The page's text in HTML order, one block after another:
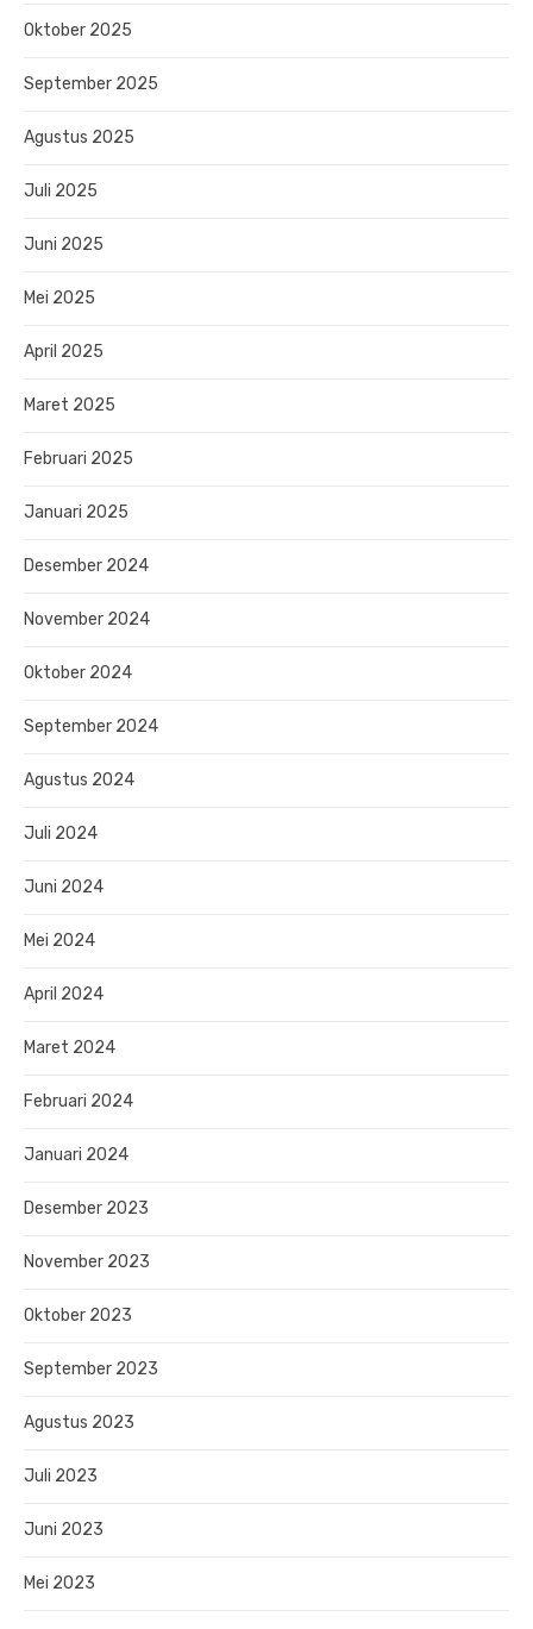
Oktober 2025
September 2025
Agustus 2025
Juli 2025
Juni 2025
Mei 2025
April 2025
Maret 2025
Februari 2025
Januari 2025
Desember 2024
November 2024
Oktober 2024
September 2024
Agustus 2024
Juli 2024
Juni 2024
Mei 2024
April 2024
Maret 2024
Februari 2024
Januari 2024
Desember 2023
November 2023
Oktober 2023
September 2023
Agustus 2023
Juli 2023
Juni 2023
Mei 2023